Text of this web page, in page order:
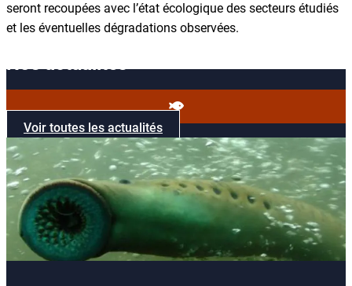
seront recoupées avec l’état écologique des secteurs étudiés
et les éventuelles dégradations observées.
Nos actualités
Voir toutes les actualités